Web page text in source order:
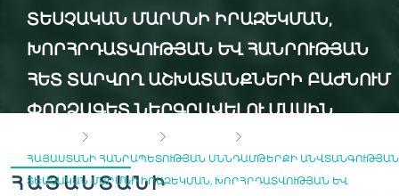
ՏԵՍՉԱԿԱՆ ՄԱՐՄՆԻ ԻՐԱԶԵԿՄԱՆ,
ԽՈՐՀՐԴԱՏՎՈՒԹՅԱՆ ԵՎ ՀԱՆՐՈՒԹՅԱՆ
ՀԵՏ ՏԱՐՎՈՂ ԱՇԽԱՏԱՆՔՆԵՐԻ ԲԱԺՆՈՒՄ
ՓՈՐՁԱԳԵՏ ՆԵՐԳՐԱՎԵԼՈՒ ՄԱՍԻՆ
ՀԱՅԱՍՏԱՆԻ ՀԱՆՐԱՊԵՏՈՒԹՅԱՆ ՍՆՆԴԱՄԹԵՐՔԻ ԱՆՎՏԱՆԳՈՒԹՅԱՆ
ՏԵՍՉԱԿԱՆ ՄԱՐՄՆԻ ԻՐԱԶԵԿՄԱՆ, ԽՈՐՀՐԴԱՏՎՈՒԹՅԱՆ ԵՎ
ՀԱՅԱՍՏԱՆԻ